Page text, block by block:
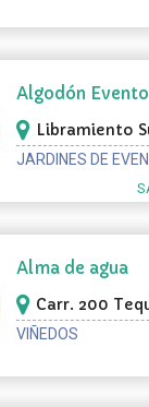
Algodón
Libramiento
Santiago de
JARDINES DE
Alma de agua
Carr. 200
Tequisquiapan
VIÑEDOS